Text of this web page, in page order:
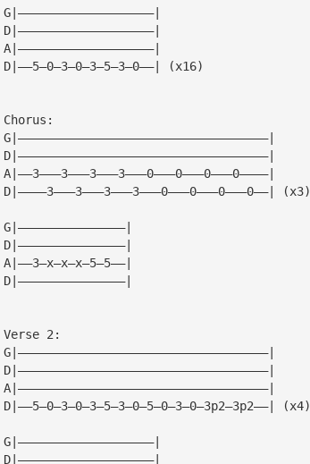
G|———————————————————|
D|———————————————————|
A|———————————————————|
D|——5—0—3—0—3—5—3—0——| (x16)
Chorus:
G|———————————————————————————————————|
D|———————————————————————————————————|
A|——3———3———3———3———0———0———0———0————|
D|————3———3———3———3———0———0———0———0——| (x3)
G|———————————————|
D|———————————————|
A|——3—x—x—x—5—5——|
D|———————————————|
Verse 2:
G|———————————————————————————————————|
D|———————————————————————————————————|
A|———————————————————————————————————|
D|——5—0—3—0—3—5—3—0—5—0—3—0—3p2—3p2——| (x4)
G|———————————————————|
D|———————————————————|